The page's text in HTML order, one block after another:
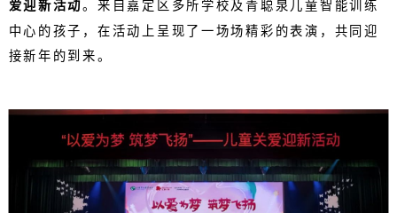
爱迎新活动。来自嘉定区多所学校及青聪泉儿童智能训练
中心的孩子，在活动上呈现了一场场精彩的表演，共同迎
接新年的到来。